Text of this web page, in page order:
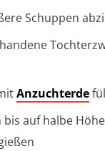
Schuppen
Anzuchterde
bis auf halbe